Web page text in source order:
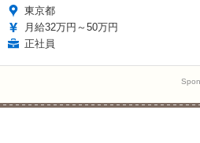
東京都
月給32万円～50万円
正社員